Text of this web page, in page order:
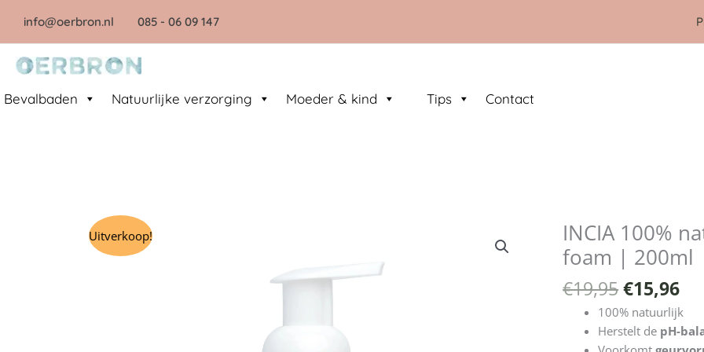
de
inhoud
info@oerbron.nl 085 - 06 09 147
Bevalbaden Natuurlijke verzorging Moeder & kind Tips Contact
Uitverkoop!
INCIA 100%
foam | 200ml
€19,95
prijs
was:
€19,95.
€15,96
is:
100% natuurlijk
Herstelt de pH-
INCIA
100%
natuurlijke
intimate